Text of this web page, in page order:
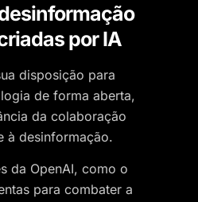
por IA
disposição para
de forma aberta,
da colaboração
à desinformação.
da OpenAI, como o
para combater a